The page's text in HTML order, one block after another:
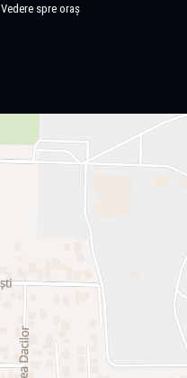
Vedere spre oraș